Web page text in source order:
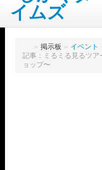
» 掲示板 » イベント
記事：ミるミる見るツ
ョップ〜